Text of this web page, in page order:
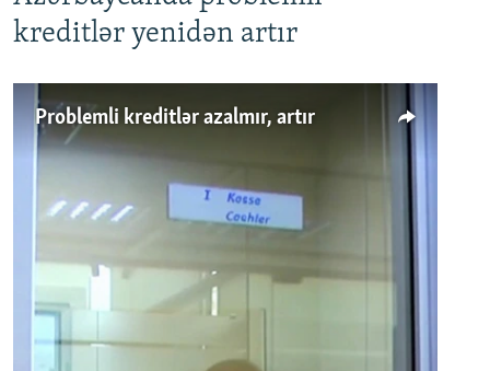
kreditlər yenidən artır
Problemli kreditlər azalmır, artır